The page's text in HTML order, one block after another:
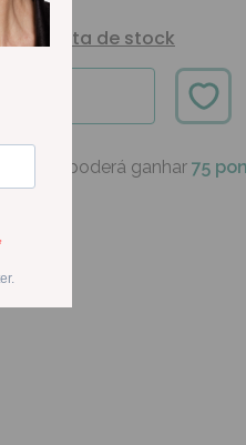
Alerta de stock
poderá ganhar 75